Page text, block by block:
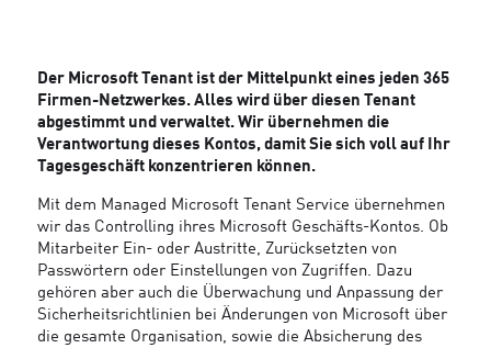
Der Microsoft Tenant ist der Mittelpunkt eines jeden 365
Firmen-Netzwerkes. Alles wird über diesen Tenant
abgestimmt und verwaltet. Wir übernehmen die
Verantwortung dieses Kontos, damit Sie sich voll auf Ihr
Tagesgeschäft konzentrieren können.
Mit dem Managed Microsoft Tenant Service übernehmen
wir das Controlling ihres Microsoft Geschäfts-Kontos. Ob
Mitarbeiter Ein- oder Austritte, Zurücksetzten von
Passwörtern oder Einstellungen von Zugriffen. Dazu
gehören aber auch die Überwachung und Anpassung der
Sicherheitsrichtlinien bei Änderungen von Microsoft über
die gesamte Organisation, sowie die Absicherung des